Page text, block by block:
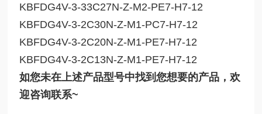
KBFDG4V-3-33C27N-Z-M2-PE7-H7-12
KBFDG4V-3-2C30N-Z-M1-PC7-H7-12
KBFDG4V-3-2C20N-Z-M1-PE7-H7-12
KBFDG4V-3-2C13N-Z-M1-PE7-H7-12
如您未在上述产品型号中找到您想要的产品，欢
迎咨询联系~